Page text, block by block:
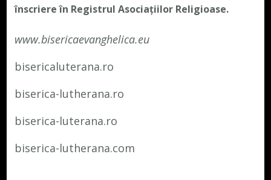
înscriere în Registrul Asociațiilor Religioase.
www.bisericaevanghelica.eu
bisericaluterana.ro
biserica-lutherana.ro
biserica-luterana.ro
biserica-lutherana.com